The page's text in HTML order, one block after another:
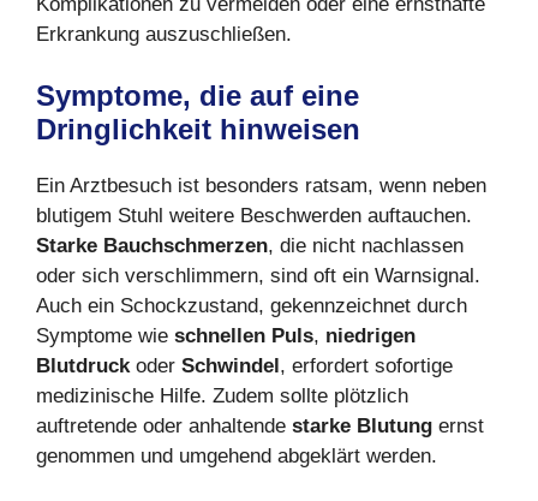
Erkrankung auszuschließen.
Symptome, die auf eine
Dringlichkeit hinweisen
Ein Arztbesuch ist besonders ratsam, wenn neben
blutigem Stuhl weitere Beschwerden auftauchen.
Starke Bauchschmerzen, die nicht nachlassen
oder sich verschlimmern, sind oft ein Warnsignal.
Auch ein Schockzustand, gekennzeichnet durch
Symptome wie schnellen Puls, niedrigen
Blutdruckoder Schwindel, erfordert sofortige
medizinische Hilfe. Zudem sollte plötzlich
auftretende oder anhaltende starke Blutung ernst
genommen und umgehend abgeklärt werden.